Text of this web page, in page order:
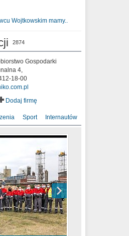
Wojtkowskim mamy..
2874
Gospodarki
4,
18-00
Dodaj firmę
Sport Internautów
Włocławek
w BCL
strach
FOOTAGE
VIII
r.